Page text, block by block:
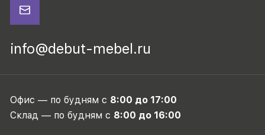
info@debut-mebel.ru
Офис — по будням с 8:00 до 17:00
Склад — по будням с 8:00 до 16:00